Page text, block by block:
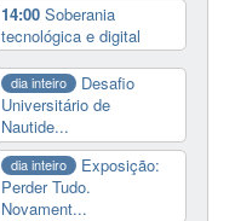
14:00Soberania
tecnológica e digital
dia inteiro
Desafio
Universitário de
Nautide...
dia inteiro
Exposição:
Perder Tudo.
Novament...